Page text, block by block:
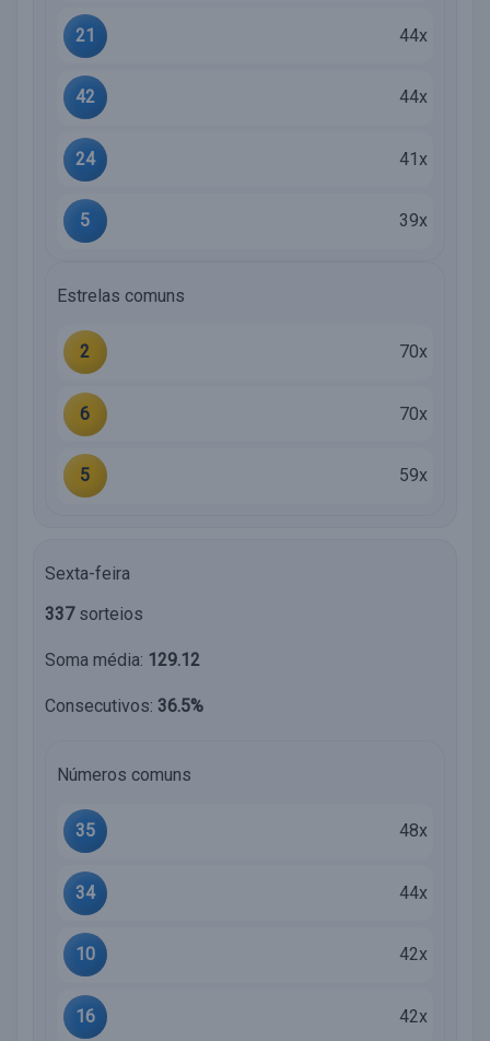
21 44x
42 44x
24 41x
5 39x
Estrelas comuns
2 70x
6 70x
5 59x
Sexta-feira
337sorteios
Soma média: 129.12
Consecutivos: 36.5%
Números comuns
35 48x
34 44x
10 42x
16 42x